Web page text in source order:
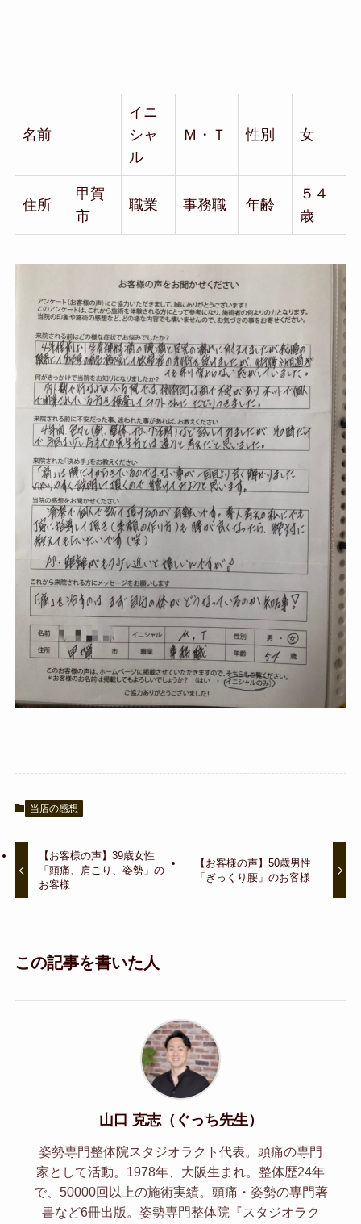
名前
イニ
シャ
ル
Ｍ・Ｔ 性別 女
住所
甲賀
市
職業 事務職 年齢
５４
歳
当店の感想
【お客様の声】39歳女性
「頭痛、肩こり、姿勢」の
お客様
【お客様の声】50歳男性
「ぎっくり腰」のお客様
この記事を書いた人
山口 克志（ぐっち先生）
姿勢専門整体院スタジオラクト代表。頭痛の専門
家として活動。1978年、大阪生まれ。整体歴24年
で、50000回以上の施術実績。頭痛・姿勢の専門著
書など6冊出版。姿勢専門整体院『スタジオラク